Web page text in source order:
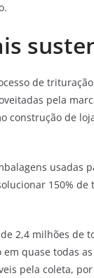
de
pela
construção de
usadas
150% de
2,4 milhões de
quase todas
pela coleta,